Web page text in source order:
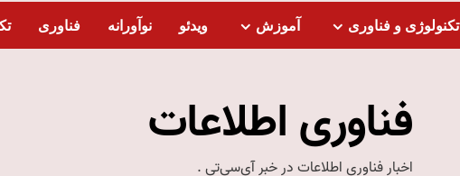
تکنولوژی و فناوری آموزش ویدئو نوآورانه فناوری
فناوری اطلاعات
اخبار فناوری اطلاعات در خبر آی‌سی‌تی .